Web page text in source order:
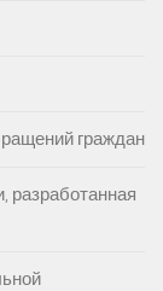
граждан
разработанная